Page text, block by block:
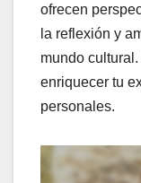
ofrecen
la reflexión y
mundo
enriquecer tu
personales.